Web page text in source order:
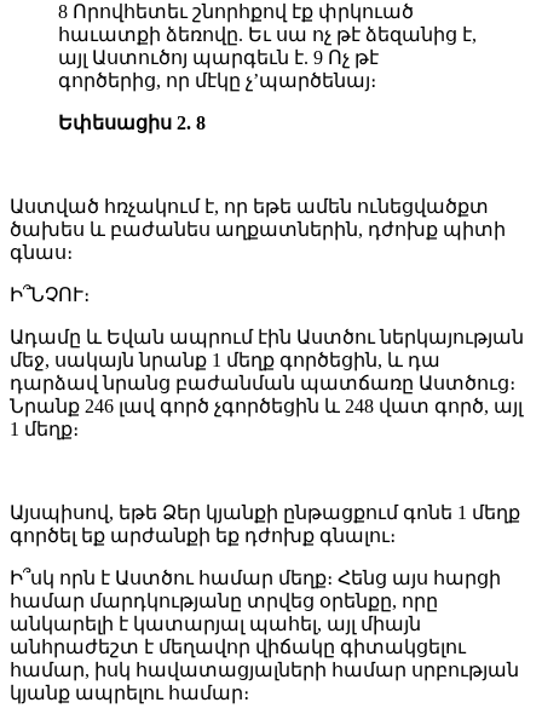
8 Որովհետեւ շնորհքով էք փրկուած
հաւատքի ձեռովը. Եւ սա ոչ թէ ձեզանից է,
այլ Աստուծոյ պարգեւն է. 9 Ոչ թէ
գործերից, որ մէկը չ’պարծենայ։
Եփեսացիս 2. 8
Աստված հռչակում է, որ եթե ամեն ունեցվածքտ
ծախես և բաժանես աղքատներին, դժոխք պիտի
գնաս։
Ի՞ՆՉՈՒ։
Ադամը և Եվան ապրում էին Աստծու ներկայության
մեջ, սակայն նրանք 1 մեղք գործեցին, և դա
դարձավ նրանց բաժանման պատճառը Աստծուց։
Նրանք 246 լավ գործ չգործեցին և 248 վատ գործ, այլ
1 մեղք։
Այսպիսով, եթե Ձեր կյանքի ընթացքում գոնե 1 մեղք
գործել եք արժանքի եք դժոխք գնալու։
Ի՞սկ որն է Աստծու համար մեղք։ Հենց այս հարցի
համար մարդկությանը տրվեց օրենքը, որը
անկարելի է կատարյալ պահել, այլ միայն
անհրաժեշտ է մեղավոր վիճակը գիտակցելու
համար, իսկ հավատացյալների համար սրբության
կյանք ապրելու համար։